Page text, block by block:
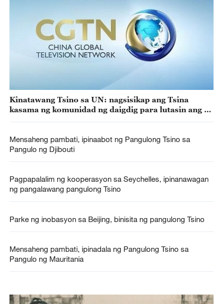
Kinatawang Tsino sa UN: nagsisikap ang Tsina
kasama ng komunidad ng daigdig para lutasin ang
Mensaheng pambati, ipinaabot ng Pangulong Tsino sa
Pangulo ng Djibouti
Pagpapalalim ng kooperasyon sa Seychelles, ipinanawagan
ng pangalawang pangulong Tsino
Parke ng inobasyon sa Beijing, binisita ng pangulong Tsino
Mensaheng pambati, ipinadala ng Pangulong Tsino sa
Pangulo ng Mauritania